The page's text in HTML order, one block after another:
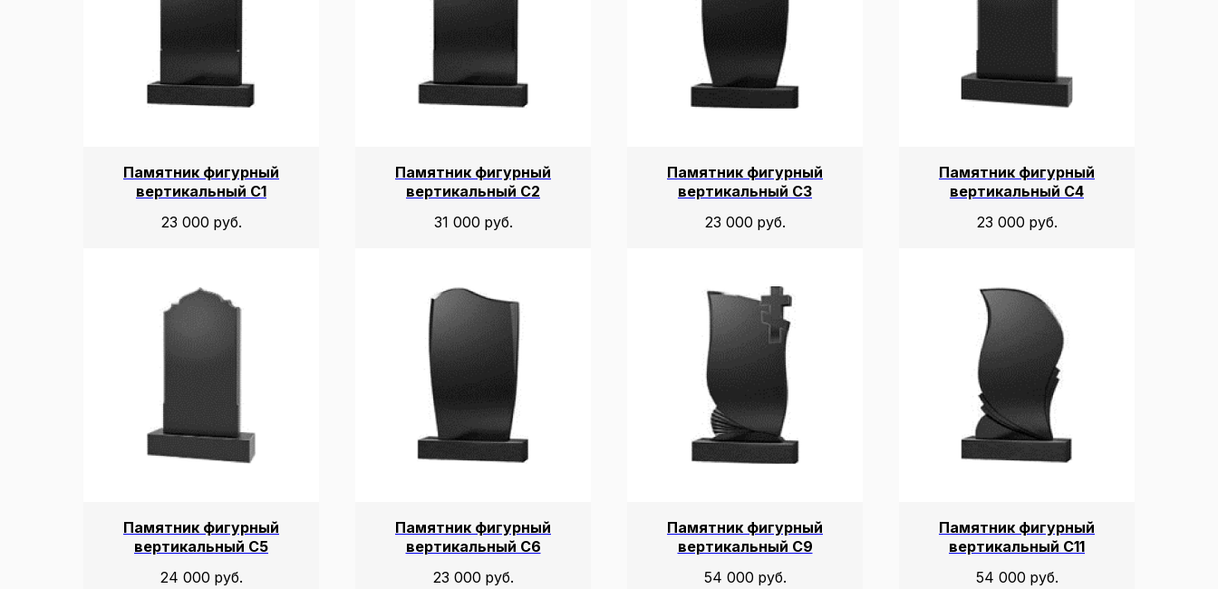
Памятник фигурный
вертикальный С1
23 000 руб.
Памятник фигурный
вертикальный С2
31 000 руб.
Памятник фигурный
вертикальный С3
23 000 руб.
Памятник фигурный
вертикальный С4
23 000 руб.
Памятник фигурный
вертикальный С5
24 000 руб.
Памятник фигурный
вертикальный С6
23 000 руб.
Памятник фигурный
вертикальный С9
54 000 руб.
Памятник фигурный
вертикальный С11
54 000 руб.